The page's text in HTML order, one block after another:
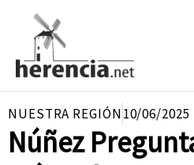
contenido
NUESTRA REGIÓN10/06/2025
Núñez